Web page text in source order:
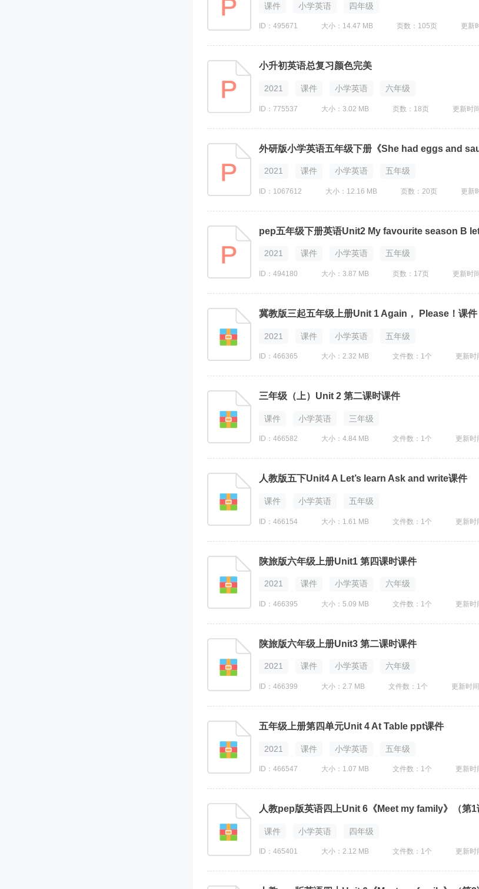
课件 小学英语 四年级
ID：495671 大小：14.47 MB 页数：105页 更新
小升初英语总复习颜色完美
2021 课件 小学英语 六年级
ID：775537 大小：3.02 MB 页数：18页 更新时
外研版小学英语五年级下册《She had eggs and
2021 课件 小学英语 五年级
ID：1067612 大小：12.16 MB 页数：20页 更新
pep五年级下册英语Unit2 My favourite season B
2021 课件 小学英语 五年级
ID：494180 大小：3.87 MB 页数：17页 更新时
冀教版三起五年级上册Unit 1 Again， Please！课件
2021 课件 小学英语 五年级
ID：466365 大小：2.32 MB 文件数：1个 更新时
三年级（上）Unit 2 第二课时课件
课件 小学英语 三年级
ID：466582 大小：4.84 MB 文件数：1个 更新时
人教版五下Unit4 A Let’s learn Ask and write课件
课件 小学英语 五年级
ID：466154 大小：1.61 MB 文件数：1个 更新时
陕旅版六年级上册Unit1 第四课时课件
2021 课件 小学英语 六年级
ID：466395 大小：5.09 MB 文件数：1个 更新时
陕旅版六年级上册Unit3 第二课时课件
2021 课件 小学英语 六年级
ID：466399 大小：2.7 MB 文件数：1个 更新时
五年级上册第四单元Unit 4 At Table ppt课件
2021 课件 小学英语 五年级
ID：466547 大小：1.07 MB 文件数：1个 更新时
人教pep版英语四上Unit 6《Meet my family》（第
课件 小学英语 四年级
ID：465401 大小：2.12 MB 文件数：1个 更新时